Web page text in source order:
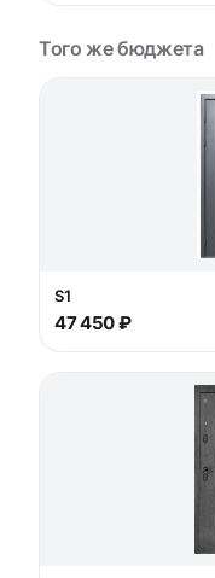
Того же бюджета
S1
47 450 ₽